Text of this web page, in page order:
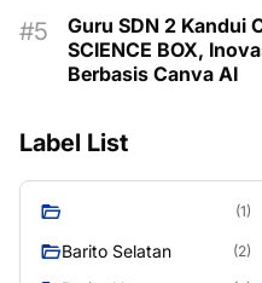
Guru SDN 2 Kandui
SCIENCE BOX,
Berbasis Canva AI
Label List
(1)
Barito Selatan (2)